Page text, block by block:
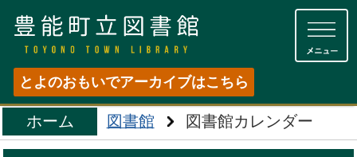
豊能町立図書館
とよのおもいでアーカイブはこちら
ホーム
図書館
>
図書館カレンダー